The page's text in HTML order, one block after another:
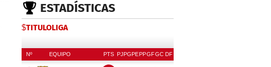
ESTADÍSTICAS
$TITULOLIGA